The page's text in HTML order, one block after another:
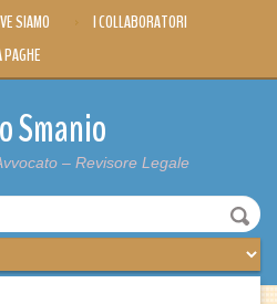
SIAMO
I COLLABORATORI
PAGHE
Smanio
– Revisore Legale